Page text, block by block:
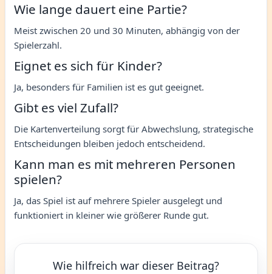
Wie lange dauert eine Partie?
Meist zwischen 20 und 30 Minuten, abhängig von der
Spielerzahl.
Eignet es sich für Kinder?
Ja, besonders für Familien ist es gut geeignet.
Gibt es viel Zufall?
Die Kartenverteilung sorgt für Abwechslung, strategische
Entscheidungen bleiben jedoch entscheidend.
Kann man es mit mehreren Personen
spielen?
Ja, das Spiel ist auf mehrere Spieler ausgelegt und
funktioniert in kleiner wie größerer Runde gut.
Wie hilfreich war dieser Beitrag?